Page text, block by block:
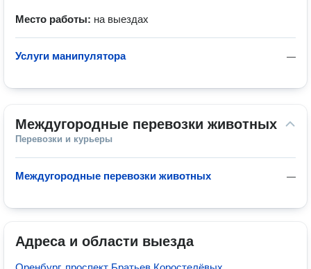
Место работы: на выездах
—
Услуги манипулятора
Междугородные перевозки животных
Перевозки и курьеры
—
Междугородные перевозки животных
Адреса и области выезда